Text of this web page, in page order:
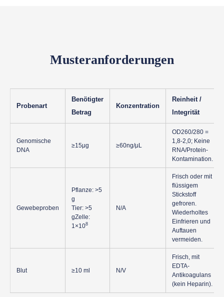
Musteranforderungen
Probenart
Benötigter
Betrag
Konzentration
Reinheit /
Integrität
Genomische
DNA
≥15μg ≥60ng/μL
OD260/280 =
1,8-2,0; Keine
RNA/Protein-
Kontamination.
Gewebeproben
Pflanze: >5
g
Tier: >5
gZelle:
1×108
N/A
Frisch oder mit
flüssigem
Stickstoff
gefroren.
Wiederholtes
Einfrieren und
Auftauen
vermeiden.
Blut ≥10 ml N/V
Frisch, mit
EDTA-
Antikoagulans
(kein Heparin).